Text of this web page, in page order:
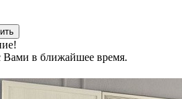
Вами в ближайшее время.